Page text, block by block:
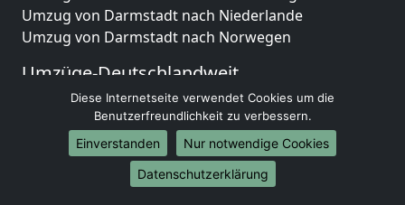
Umzug von Darmstadt nach Niederlande
Umzug von Darmstadt nach Norwegen
Umzüge-Deutschlandweit
Umzug von Darmstadt nach Berlin
Umzug von Darmstadt nach Hamburg
Umzug von Darmstadt nach München
Umzug von Darmstadt nach Köln
Umzug von Darmstadt nach Frankfurt am Main
Diese Internetseite verwendet Cookies um die
Benutzerfreundlichkeit zu verbessern.
Einverstanden
Nur notwendige Cookies
Datenschutzerklärung